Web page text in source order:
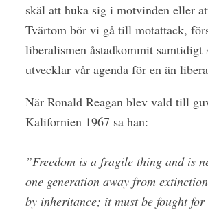
skäl att huka sig i motvinden eller
Tvärtom bör vi gå till motattack,
liberalismen åstadkommit samtidigt
utvecklar vår agenda för en än
När Ronald Reagan blev vald till
Kalifornien 1967 sa han:
”Freedom is a fragile thing and is
one generation away from
by inheritance; it must be fought for